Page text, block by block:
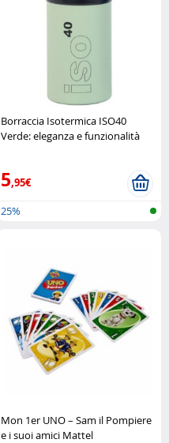
Borraccia Isotermica ISO40
Verde: eleganza e funzionalità
5,95€
25%
Mon 1er UNO – Sam il Pompiere
e i suoi amici Mattel